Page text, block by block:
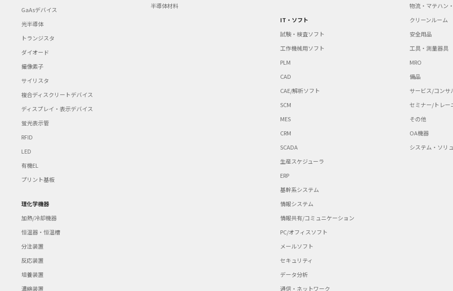
GaAsデバイス
光半導体
トランジスタ
ダイオード
撮像素子
サイリスタ
複合ディスクリートデバイス
ディスプレイ・表示デバイス
蛍光表示管
RFID
LED
有機EL
プリント基板
理化学機器
加熱/冷却機器
恒温器・恒温槽
分注装置
反応装置
培養装置
濃縮装置
半導体材料
IT・ソフト
試験・検査ソフト
工作機械用ソフト
PLM
CAD
CAE/解析ソフト
SCM
MES
CRM
SCADA
生産スケジューラ
ERP
基幹系システム
情報システム
情報共有/コミュニケーション
PC/オフィスソフト
メールソフト
セキュリティ
データ分析
通信・ネットワーク
物流・マテハン
クリーンルーム
安全用品
工具・測量器具
MRO
備品
サービス/コンサ
セミナー/トレー
その他
OA機器
システム・ソリ